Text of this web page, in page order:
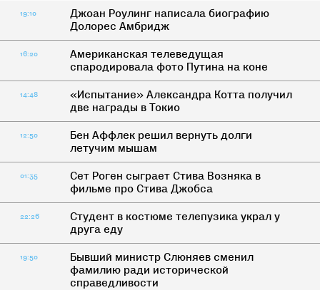
19:10
Джоан Роулинг написала биографию
Долорес Амбридж
16:20
Американская телеведущая
спародировала фото Путина на коне
14:48
«Испытание» Александра Котта получил
две награды в Токио
12:50
Бен Аффлек решил вернуть долги
летучим мышам
01:35
Сет Роген сыграет Стива Возняка в
фильме про Стива Джобса
22:26
Студент в костюме телепузика украл у
друга еду
19:50
Бывший министр Слюняев сменил
фамилию ради исторической
справедливости